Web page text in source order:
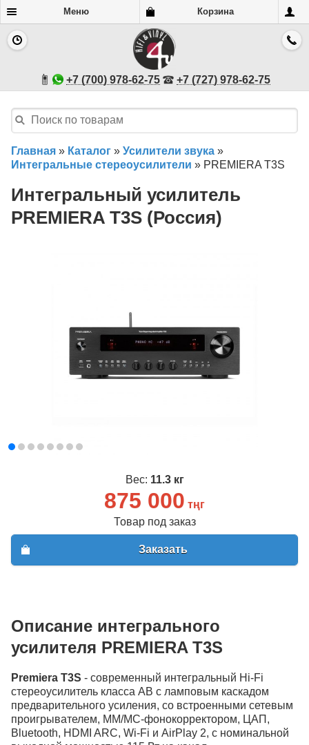
Меню Корзина
+7 (700) 978-62-75 +7 (727) 978-62-75
Главная » Каталог » Усилители звука »
Интегральные стереоусилители » PREMIERA T3S
Интегральный усилитель
PREMIERA T3S (Россия)
Вес: 11.3 кг
875 000 тңг
Товар под заказ
Заказать
Описание интегрального
усилителя PREMIERA T3S
Premiera T3S - современный интегральный Hi-Fi
стереоусилитель класса AB с ламповым каскадом
предварительного усиления, со встроенными сетевым
проигрывателем, MM/MC-фонокорректором, ЦАП,
Bluetooth, HDMI ARC, Wi-Fi и AirPlay 2, с номинальной